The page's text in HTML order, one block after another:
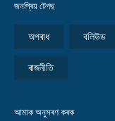
জনপ্ৰিয় টেগছ
অপৰাধ বলিউড
ৰাজনীতি
আমাক অনুসৰণ কৰক